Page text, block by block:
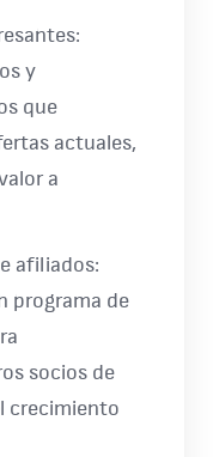
y
que
actuales,
a
afiliados:
programa de
socios de
crecimiento